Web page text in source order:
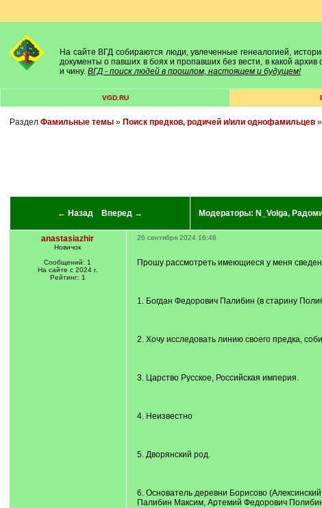
На сайте ВГД собираются люди, увлеченные генеалогией,
документы о павших в боях и пропавших без вести, в какой
и чину. ВГД - поиск людей в прошлом, настоящем и будущем!
VGD.RU
Раздел Фамильные темы» Поиск предков, родичей и/или однофамильцев»
← Назад Вперед → Модераторы: N_Volga,
anastasiazhir
Новичок
Сообщений: 1
На сайте с 2024 г.
Рейтинг: 1
26 сентября 2024 16:48
Прошу рассмотреть имеющиеся у меня
1. Богдан Федорович Палибин (в старину
2. Хочу исследовать линию своего предка,
3. Царство Русское, Российская империя.
4. Неизвестно
5. Дворянский род.
6. Основатель деревни Борисово
Палибин Максим, Артемий Федорович